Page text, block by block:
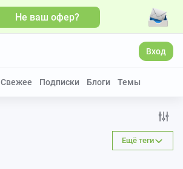
Не ваш офер?
Вход
Свежее Подписки Блоги Темы
Ещё теги
Больше видео